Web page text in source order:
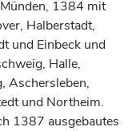
1384 mit
, Halberstadt,
und Einbeck und
, Halle,
, Aschersleben,
und Northeim.
1387 ausgebautes